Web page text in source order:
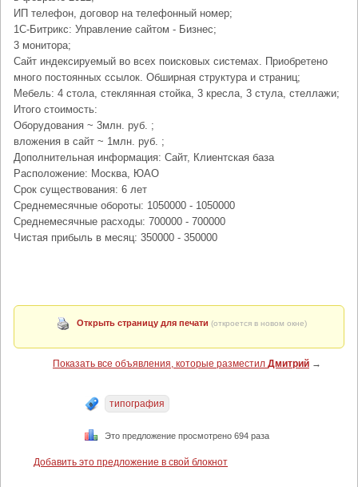
ИП телефон, договор на телефонный номер;
1С-Битрикс: Управление сайтом - Бизнес;
3 монитора;
Сайт индексируемый во всех поисковых системах. Приобретено
много постоянных ссылок. Обширная структура и страниц;
Мебель: 4 стола, стеклянная стойка, 3 кресла, 3 стула, стеллажи;
Итого стоимость:
Оборудования ~ 3млн. руб. ;
вложения в сайт ~ 1млн. руб. ;
Дополнительная информация: Сайт, Клиентская база
Расположение: Москва, ЮАО
Срок существования: 6 лет
Среднемесячные обороты: 1050000 - 1050000
Среднемесячные расходы: 700000 - 700000
Чистая прибыль в месяц: 350000 - 350000
Открыть страницу для печати (откроется в новом окне)
Показать все объявления, которые разместил Дмитрий →
типография
Это предложение просмотрено 694 раза
Добавить это предложение в свой блокнот